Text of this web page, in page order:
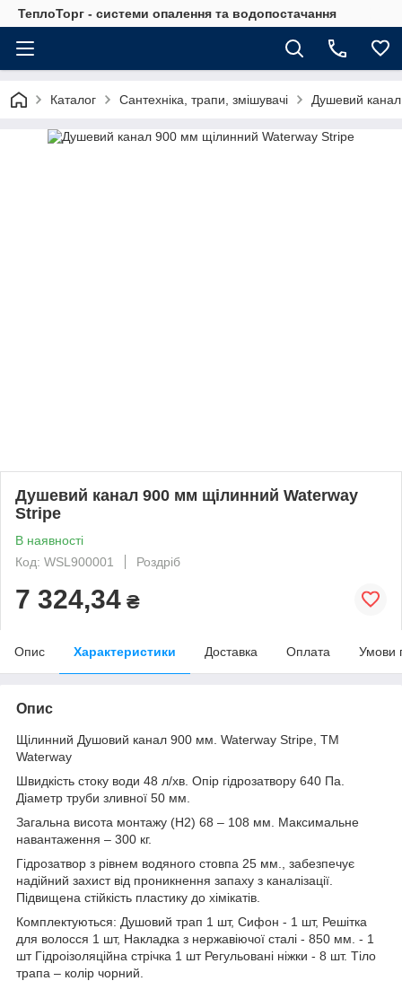
ТеплоТорг - системи опалення та водопостачання
Каталог Сантехніка, трапи, змішувачі Душевий
Душевий канал 900 мм щілинний Waterway
Stripe
В наявності
Код: WSL900001
Роздріб
7 324,34 ₴
Опис Характеристики Доставка Оплата Умови
Опис
Щілинний Душовий канал 900 мм. Waterway Stripe, ТМ
Waterway
Швидкість стоку води 48 л/хв. Опір гідрозатвору 640 Па.
Діаметр труби зливної 50 мм.
Загальна висота монтажу (H2) 68 – 108 мм. Максимальне
навантаження – 300 кг.
Гідрозатвор з рівнем водяного стовпа 25 мм., забезпечує
надійний захист від проникнення запаху з каналізації.
Підвищена стійкість пластику до хімікатів.
Комплектуються: Душовий трап 1 шт, Сифон - 1 шт, Решітка
для волосся 1 шт, Накладка з нержавіючої сталі - 850 мм. - 1
шт Гідроізоляційна стрічка 1 шт Регульовані ніжки - 8 шт. Тіло
трапа – колір чорний.